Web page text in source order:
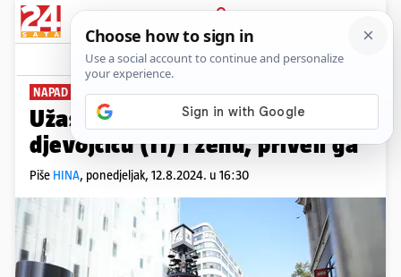
PRIJAVA
News Komentari
NAPAD U CENTRU GRADA
Užas u Londonu: Nožem napao
djevojčicu (11) i ženu, priveli ga
Piše HINA, ponedjeljak, 12.8.2024. u 16:30